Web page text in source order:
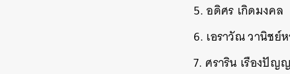
5. อดิศร เกิดมงคล
6. เอราวัณ วานิชย์
7. ศราริน เรืองปั